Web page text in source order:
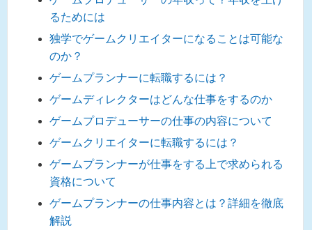
るためには
独学でゲームクリエイターになることは可能な
のか？
ゲームプランナーに転職するには？
ゲームディレクターはどんな仕事をするのか
ゲームプロデューサーの仕事の内容について
ゲームクリエイターに転職するには？
ゲームプランナーが仕事をする上で求められる
資格について
ゲームプランナーの仕事内容とは？詳細を徹底
解説